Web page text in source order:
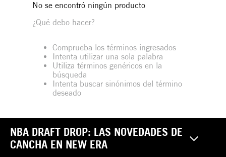
No se encontró ningún producto
¿Qué debo hacer?
Comprueba los términos ingresados
Intenta utilizar una sola palabra
Utiliza términos genéricos en la
búsqueda
Intenta buscar sinónimos del término
deseado
NBA DRAFT DROP: LAS NOVEDADES DE
CANCHA EN NEW ERA